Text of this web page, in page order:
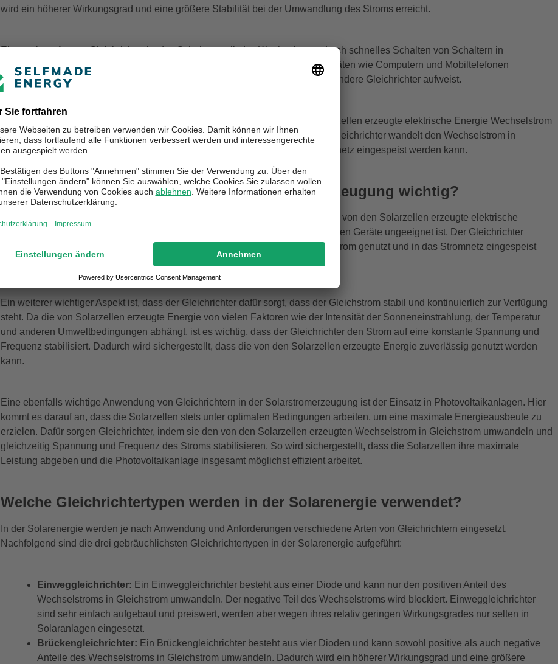
wird ein höherer Wirkungsgrad und eine größere Stabilität bei der Umwandlung des Stroms erreicht.
Eine weitere Art von Gleichrichter ist das Schaltnetzteil, das Wechselstrom durch schnelles Schalten von Schaltern in
Gleichstrom umwandeln kann. Das Schaltnetzteil wird häufig in modernen Geräten wie Computern und Mobiltelefonen
verwendet, da es einen höheren Wirkungsgrad und eine geringere Größe als andere Gleichrichter aufweist.
In der Solarenergie ist der Gleichrichter ein wichtiges Bauteil, da die von Solarzellen erzeugte elektrische Energie Wechselstrom
ist, der für den Betrieb der meisten elektronischen Geräte ungeeignet ist. Der Gleichrichter wandelt den Wechselstrom in
nutzbaren Gleichstrom um, damit der erzeugte Strom genutzt und in das Stromnetz eingespeist werden kann.
Warum ist ein Gleichrichter für die Solarstromerzeugung wichtig?
Ein Gleichrichter ist für die Solarstromerzeugung von großer Bedeutung, da die von den Solarzellen erzeugte elektrische
Energie als Wechselstrom vorliegt, der für den Betrieb der meisten elektronischen Geräte ungeeignet ist. Der Gleichrichter
wandelt den Wechselstrom in nutzbaren Gleichstrom um, damit der erzeugte Strom genutzt und in das Stromnetz eingespeist
werden kann.
Ein weiterer wichtiger Aspekt ist, dass der Gleichrichter dafür sorgt, dass der Gleichstrom stabil und kontinuierlich zur Verfügung
steht. Da die von Solarzellen erzeugte Energie von vielen Faktoren wie der Intensität der Sonneneinstrahlung, der Temperatur
und anderen Umweltbedingungen abhängt, ist es wichtig, dass der Gleichrichter den Strom auf eine konstante Spannung und
Frequenz stabilisiert. Dadurch wird sichergestellt, dass die von den Solarzellen erzeugte Energie zuverlässig genutzt werden
kann.
Eine ebenfalls wichtige Anwendung von Gleichrichtern in der Solarstromerzeugung ist der Einsatz in Photovoltaikanlagen. Hier
kommt es darauf an, dass die Solarzellen stets unter optimalen Bedingungen arbeiten, um eine maximale Energieausbeute zu
erzielen. Dafür sorgen Gleichrichter, indem sie den von den Solarzellen erzeugten Wechselstrom in Gleichstrom umwandeln und
gleichzeitig Spannung und Frequenz des Stroms stabilisieren. So wird sichergestellt, dass die Solarzellen ihre maximale
Leistung abgeben und die Photovoltaikanlage insgesamt möglichst effizient arbeitet.
Welche Gleichrichtertypen werden in der Solarenergie verwendet?
In der Solarenergie werden je nach Anwendung und Anforderungen verschiedene Arten von Gleichrichtern eingesetzt.
Nachfolgend sind die drei gebräuchlichsten Gleichrichtertypen in der Solarenergie aufgeführt:
Einweggleichrichter: Ein Einweggleichrichter besteht aus einer Diode und kann nur den positiven Anteil des
Wechselstroms in Gleichstrom umwandeln. Der negative Teil des Wechselstroms wird blockiert. Einweggleichrichter
sind sehr einfach aufgebaut und preiswert, werden aber wegen ihres relativ geringen Wirkungsgrades nur selten in
Solaranlagen eingesetzt.
Brückengleichrichter: Ein Brückengleichrichter besteht aus vier Dioden und kann sowohl positive als auch negative
Anteile des Wechselstroms in Gleichstrom umwandeln. Dadurch wird ein höherer Wirkungsgrad und eine größere